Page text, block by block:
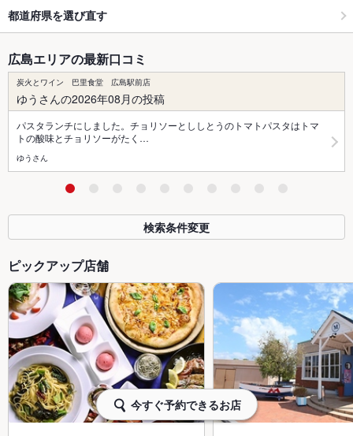
都道府県を選び直す
広島エリアの最新口コミ
炭火とワイン 巴里食堂 広島駅前店
ゆうさんの2026年08月の投稿
パスタランチにしました。チョリソーとししとうのトマトパスタはトマ
トの酸味とチョリソーがたく…
ゆうさん
検索条件変更
ピックアップ店舗
今すぐ予約できるお店